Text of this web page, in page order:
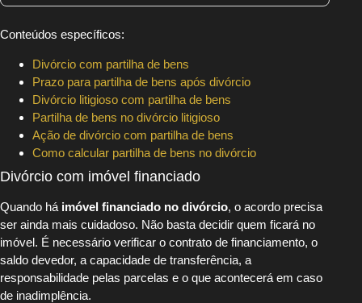
Conteúdos específicos:
Divórcio com partilha de bens
Prazo para partilha de bens após divórcio
Divórcio litigioso com partilha de bens
Partilha de bens no divórcio litigioso
Ação de divórcio com partilha de bens
Como calcular partilha de bens no divórcio
Divórcio com imóvel financiado
Quando há imóvel financiado no divórcio, o acordo precisa
ser ainda mais cuidadoso. Não basta decidir quem ficará no
imóvel. É necessário verificar o contrato de financiamento, o
saldo devedor, a capacidade de transferência, a
responsabilidade pelas parcelas e o que acontecerá em caso
de inadimplência.